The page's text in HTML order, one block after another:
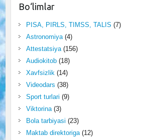
Bo‘limlar
PISA, PIRLS, TIMSS, TALIS (7)
Astronomiya(4)
Attestatsiya(156)
Audiokitob(18)
Xavfsizlik (14)
Videodars (38)
Sport turlari (9)
Viktorina(3)
Bola tarbiyasi (23)
Maktab direktoriga(12)